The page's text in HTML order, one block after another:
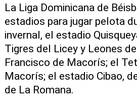
La Liga Dominicana de
estadios para jugar pelota
invernal, el estadio
Tigres del Licey y Leones
Francisco de Macorís; el
Macorís; el estadio Cibao,
de La Romana.